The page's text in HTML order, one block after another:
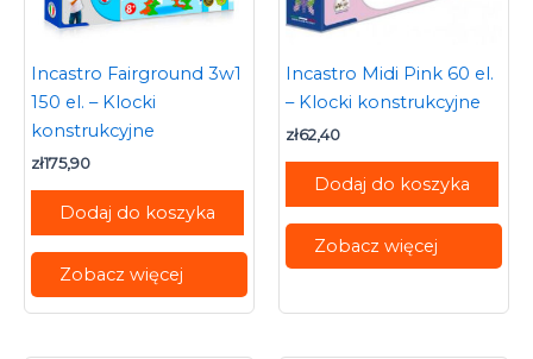
Incastro Fairground 3w1
150 el. – Klocki
konstrukcyjne
zł175,90
Dodaj do koszyka
Zobacz więcej
Incastro Midi Pink 60 el.
– Klocki konstrukcyjne
zł62,40
Dodaj do koszyka
Zobacz więcej